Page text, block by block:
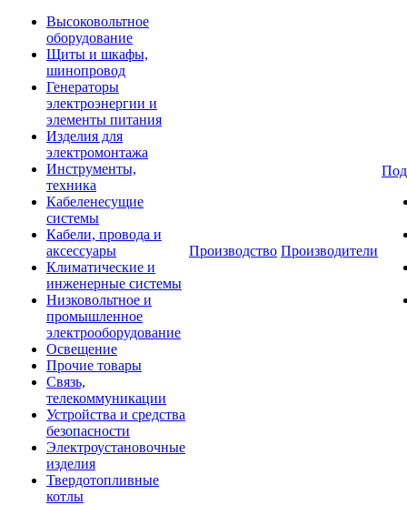
Высоковольтное
оборудование
Щиты и шкафы,
шинопровод
Генераторы
электроэнергии и
элементы питания
Изделия для
электромонтажа
Инструменты,
техника
Кабеленесущие
системы
Кабели, провода и
аксессуары
Климатические и
инженерные системы
Низковольтное и
промышленное
электрооборудование
Освещение
Прочие товары
Связь,
телекоммуникации
Устройства и средства
безопасности
Электроустановочные
изделия
Твердотопливные
котлы
Производство Производители